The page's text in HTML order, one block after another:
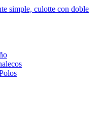
simple, culotte con doble